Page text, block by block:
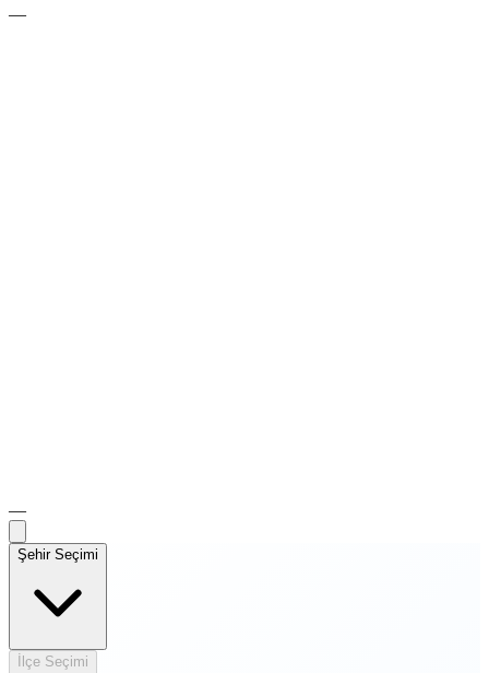
—
—
Şehir Seçimi
İlçe Seçimi